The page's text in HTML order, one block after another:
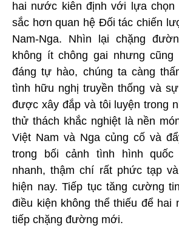
hai nước kiên định với lựa chọn
sắc hơn quan hệ Đối tác chiến
Nam-Nga. Nhìn lại chặng
không ít chông gai nhưng cũng
đáng tự hào, chúng ta càng
tình hữu nghị truyền thống và
được xây đắp và tôi luyện trong
thử thách khắc nghiệt là nền
Việt Nam và Nga củng cố và
trong bối cảnh tình hình quốc
nhanh, thậm chí rất phức tạp
hiện nay. Tiếp tục tăng cường
điều kiện không thể thiếu để hai
tiếp chặng đường mới.